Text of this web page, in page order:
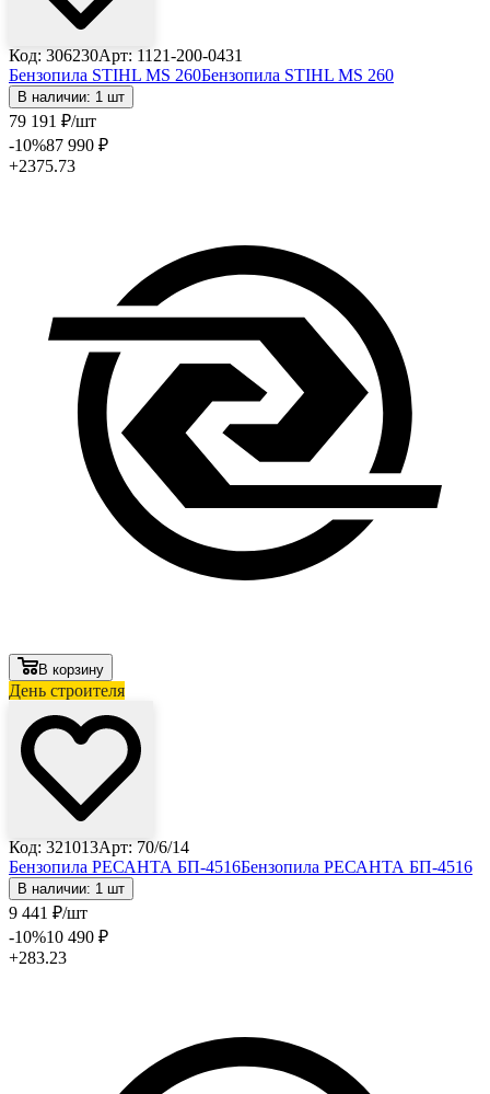
Код: 306230Арт: 1121-200-0431
Бензопила STIHL MS 260Бензопила STIHL MS 260
В наличии: 1 шт
79 191 ₽/шт
-10%87 990 ₽
+2375.73
В корзину
День строителя
Код: 321013Арт: 70/6/14
Бензопила РЕСАНТА БП-4516Бензопила РЕСАНТА БП-4516
В наличии: 1 шт
9 441 ₽/шт
-10%10 490 ₽
+283.23